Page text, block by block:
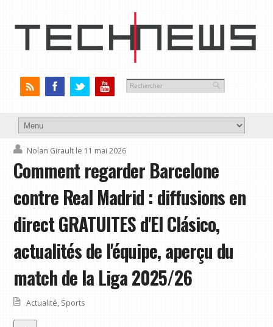
Nolan Girault le 11 mai 2026
Comment regarder Barcelone
contre Real Madrid : diffusions en
direct GRATUITES d'El Clásico,
actualités de l'équipe, aperçu du
match de la Liga 2025/26
Actualité, Sports